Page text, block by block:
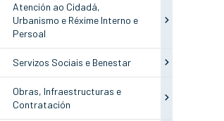
Atención ao Cidadá,
Urbanismo e Réxime Interno e
Persoal
Servizos Sociais e Benestar
Obras, Infraestructuras e
Contratación